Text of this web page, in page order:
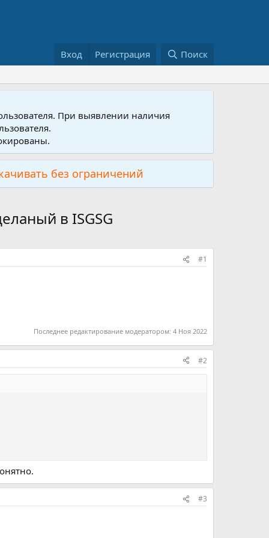
Вход Регистрация Поиск
При выявлении наличия
без ограничений
в ISGSG
#1
Последнее редактирование модератором: 4 Ноя 2022
#2
#3